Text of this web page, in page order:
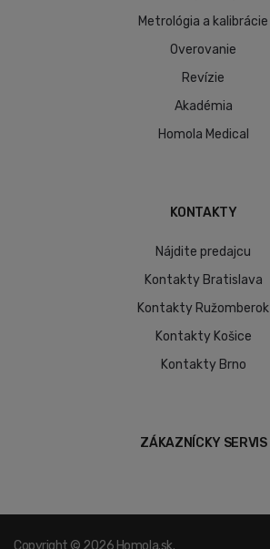
Metrológia a kalibrácie
Overovanie
Revízie
Akadémia
Homola Medical
KONTAKTY
Nájdite predajcu
Kontakty Bratislava
Kontakty Ružomberok
Kontakty Košice
Kontakty Brno
ZÁKAZNÍCKY SERVIS
Copyright © 2026 Homola.sk.